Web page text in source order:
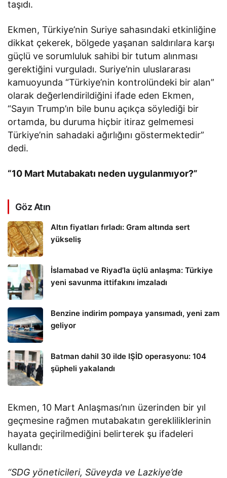
taşıdı.
Ekmen, Türkiye’nin Suriye sahasındaki etkinliğine
dikkat çekerek, bölgede yaşanan saldırılara karşı
güçlü ve sorumluluk sahibi bir tutum alınması
gerektiğini vurguladı. Suriye’nin uluslararası
kamuoyunda “Türkiye’nin kontrolündeki bir alan”
olarak değerlendirildiğini ifade eden Ekmen,
“Sayın Trump’ın bile bunu açıkça söylediği bir
ortamda, bu duruma hiçbir itiraz gelmemesi
Türkiye’nin sahadaki ağırlığını göstermektedir”
dedi.
“10 Mart Mutabakatı neden uygulanmıyor?”
Göz Atın
Altın fiyatları fırladı: Gram altında sert
yükseliş
İslamabad ve Riyad’la üçlü anlaşma: Türkiye
yeni savunma ittifakını imzaladı
Benzine indirim pompaya yansımadı, yeni zam
geliyor
Batman dahil 30 ilde IŞİD operasyonu: 104
şüpheli yakalandı
Ekmen, 10 Mart Anlaşması’nın üzerinden bir yıl
geçmesine rağmen mutabakatın gerekliliklerinin
hayata geçirilmediğini belirterek şu ifadeleri
kullandı:
“SDG yöneticileri, Süveyda ve Lazkiye’de